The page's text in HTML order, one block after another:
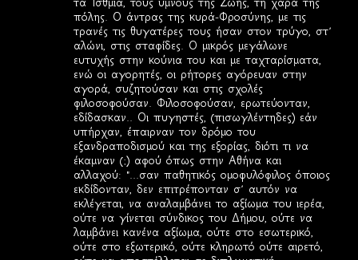
πόλης. Ο άντρας της κυρά-Φροσύνης, με τις
τρανές τις θυγατέρες τους ήσαν στον τρύγο, στ’
αλώνι, στις σταφίδες. Ο μικρός μεγάλωνε
ευτυχής στην κούνια του και με ταχταρίσματα,
ενώ οι αγορητές, οι ρήτορες αγόρευαν στην
αγορά, συζητούσαν και στις σχολές
φιλοσοφούσαν. Φιλοσοφούσαν, ερωτεύονταν,
εδίδασκαν.. Οι πυγηστές, (πισωγλέντηδες) εάν
υπήρχαν, έπαιρναν τον δρόμο του
εξανδραποδισμού και της εξορίας, διότι τι να
έκαμναν (;) αφού όπως στην Αθήνα και
αλλαχού: "...σαν παθητικός ομοφυλόφιλος όποιος
εκδίδονταν, δεν επιτρέπονταν σ’ αυτόν να
εκλέγεται, να αναλαμβάνει το αξίωμα του ιερέα,
ούτε να γίνεται σύνδικος του Δήμου, ούτε να
λαμβάνει κανένα αξίωμα, ούτε στο εσωτερικό,
ούτε στο εξωτερικό, ούτε κληρωτό ούτε αιρετό,